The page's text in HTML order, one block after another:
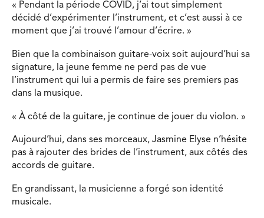
« Pendant la période COVID, j’ai tout simplement
décidé d’expérimenter l’instrument, et c’est aussi à ce
moment que j’ai trouvé l’amour d’écrire. »
Bien que la combinaison guitare-voix soit aujourd’hui sa
signature, la jeune femme ne perd pas de vue
l’instrument qui lui a permis de faire ses premiers pas
dans la musique.
« À côté de la guitare, je continue de jouer du violon. »
Aujourd’hui, dans ses morceaux, Jasmine Elyse n’hésite
pas à rajouter des brides de l’instrument, aux côtés des
accords de guitare.
En grandissant, la musicienne a forgé son identité
musicale.